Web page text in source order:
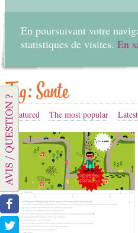
En poursuivant votre
statistiques de visites. En
Tag: Sante
Featured The most popular Latest